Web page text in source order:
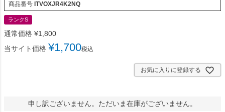
商品番号 ITVOXJR4K2NQ
ランクS
通常価格 ¥1,800
当サイト価格 ¥1,700税込
お気に入りに登録する
申し訳ございません。ただいま在庫がございません。